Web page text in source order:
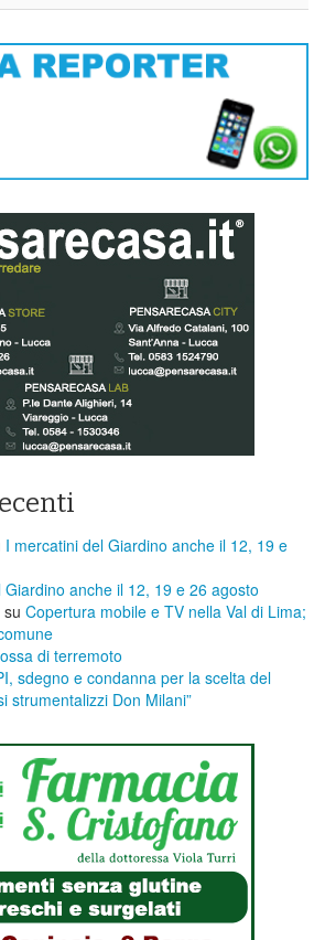
I mercatini del Giardino anche il 12, 19 e
Giardino anche il 12, 19 e 26 agosto
su ​Copertura mobile e TV nella Val di Lima;
di terremoto
sdegno e condanna per la scelta del
strumentalizzi Don Milani”